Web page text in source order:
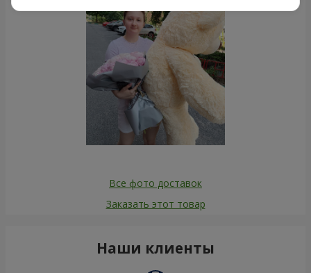
Все фото доставок
Заказать этот товар
Наши клиенты